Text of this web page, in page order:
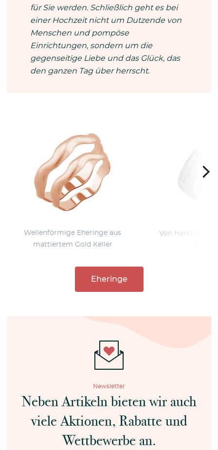
für Sie werden. Schließlich geht es bei
einer Hochzeit nicht um Dutzende von
Menschen und pompöse
Einrichtungen, sondern um die
gegenseitige Liebe und das Glück, das
den ganzen Tag über herrscht.
Wellenförmige Eheringe aus
mattiertem Gold Keller
Von Hand
Eheringe
Newsletter
Neben Artikeln bieten wir auch
viele Aktionen, Rabatte und
Wettbewerbe an.